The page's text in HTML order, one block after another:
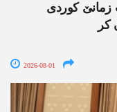
زمانێ کوردی
کر
2026-08-01